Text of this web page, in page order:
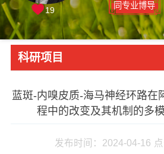
同专业博导
19
科研项目
蓝斑-内嗅皮质-海马神经环路在
程中的改变及其机制的多
发布时间：2024-04-16